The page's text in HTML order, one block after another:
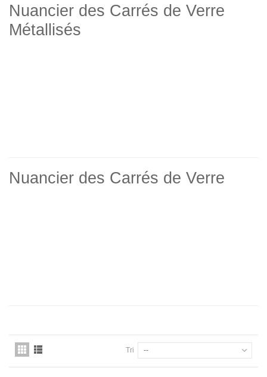
Nuancier des Carrés de Verre
Métallisés
Nuancier des Carrés de Verre
Tri --